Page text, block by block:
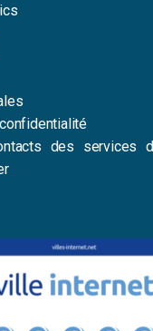
des services